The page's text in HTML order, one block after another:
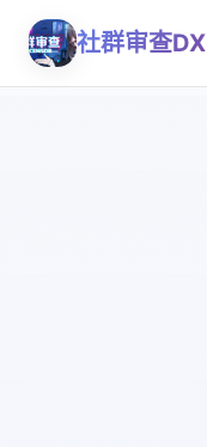
社群审查DX